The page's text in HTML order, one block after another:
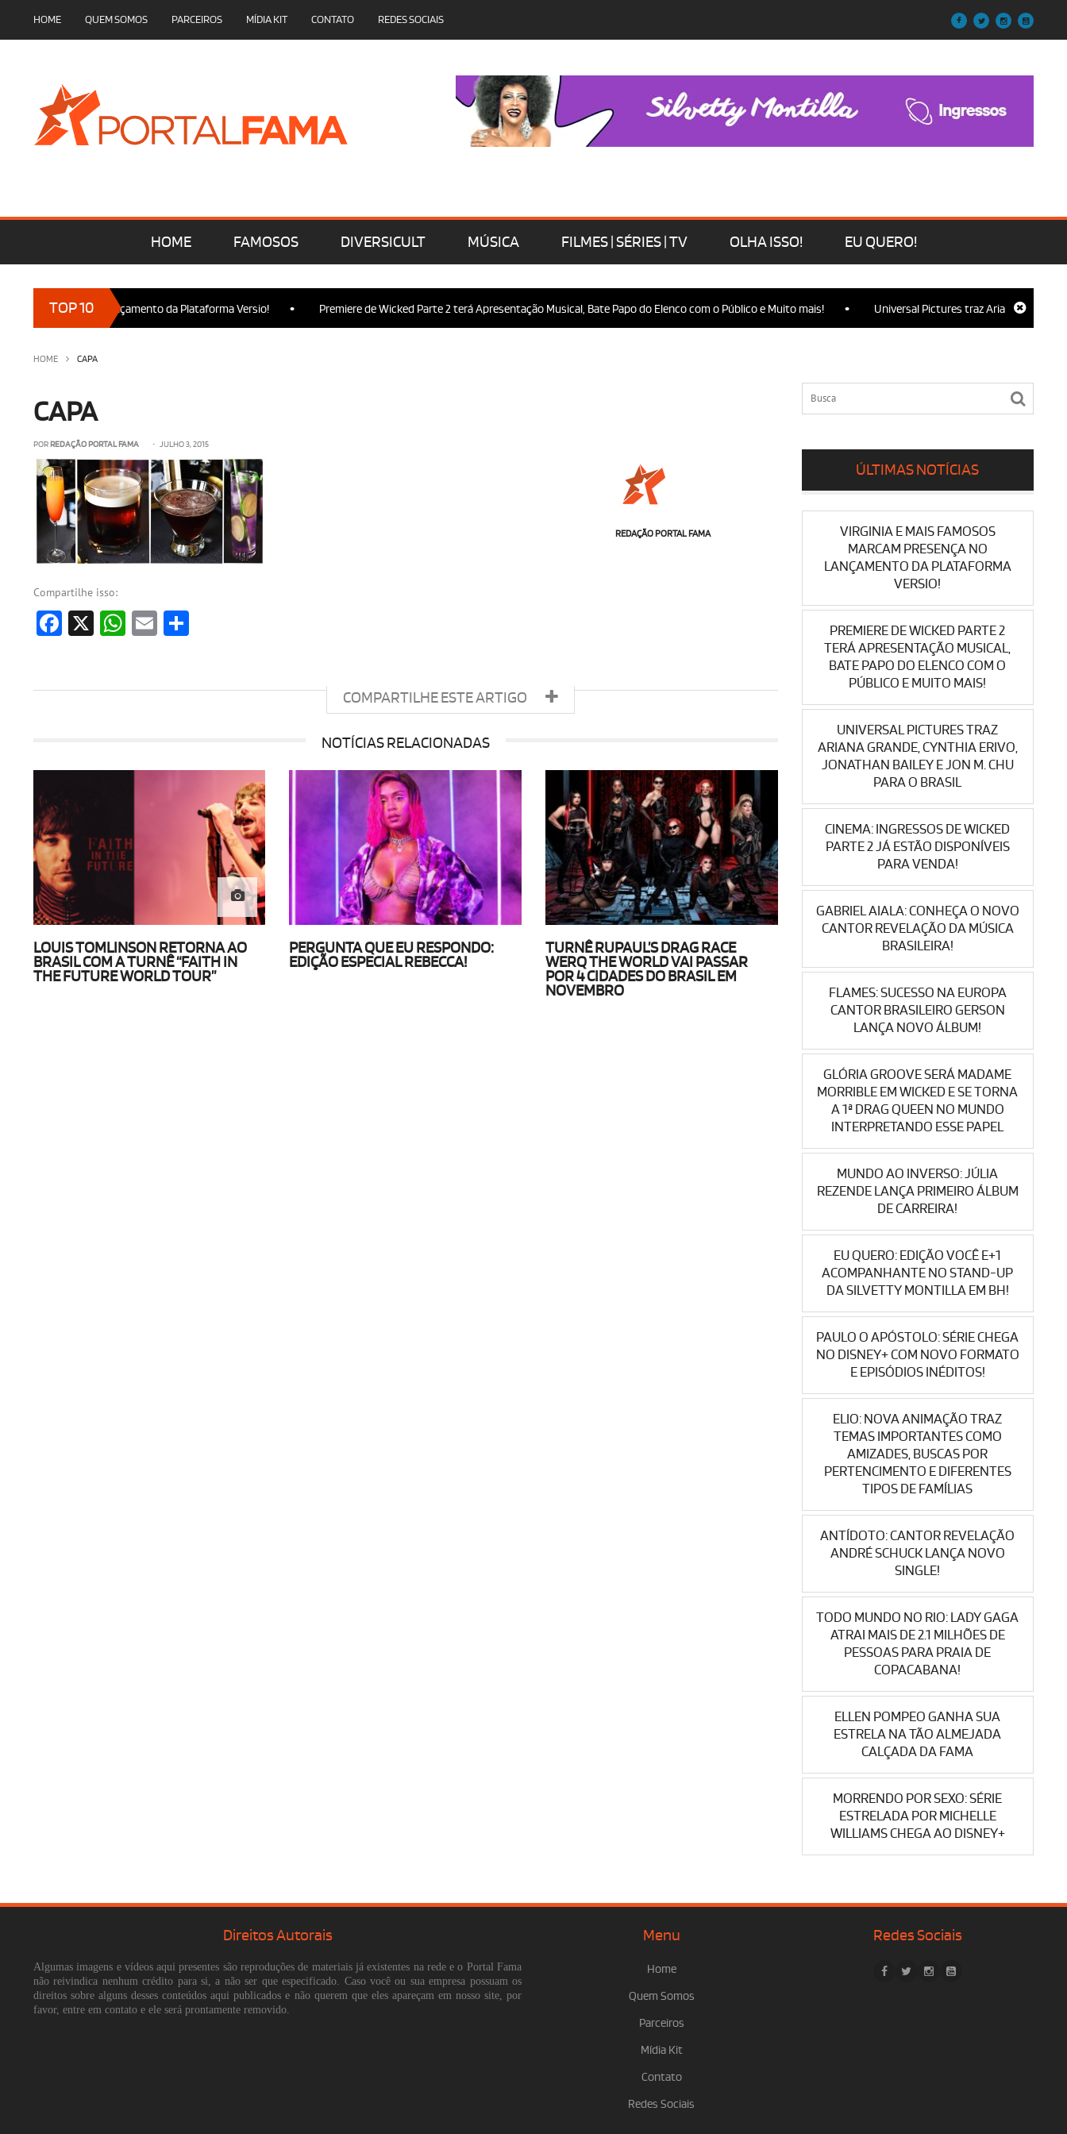
HOME QUEM SOMOS PARCEIROS MÍDIA KIT CONTATO REDES SOCIAIS
HOME FAMOSOS DIVERSICULT MÚSICA FILMES | SÉRIES | TV OLHA ISSO! EU QUERO!
TOP 10
presença no Lançamento da Plataforma Versio! • Premiere de Wicked Parte 2 terá Apresentação Musical, Bate Papo do Elenco com o Público e Muito mais! • Universal Pictures traz Ariana Grande,
HOME CAPA
CAPA
POR REDAÇÃO PORTAL FAMA • JULHO 3, 2015
REDAÇÃO PORTAL FAMA
Compartilhe isso:
Facebook
X WhatsApp
Email
COMPARTILHE ESTE ARTIGO
NOTÍCIAS RELACIONADAS
LOUIS TOMLINSON RETORNA AO
BRASIL COM A TURNÊ “FAITH IN
THE FUTURE WORLD TOUR”
PERGUNTA QUE EU RESPONDO:
EDIÇÃO ESPECIAL REBECCA!
TURNÊ RUPAUL’S DRAG RACE
WERQ THE WORLD VAI PASSAR
POR 4 CIDADES DO BRASIL EM
NOVEMBRO
ÚLTIMAS NOTÍCIAS
VIRGINIA E MAIS FAMOSOS
MARCAM PRESENÇA NO
LANÇAMENTO DA PLATAFORMA
VERSIO!
PREMIERE DE WICKED PARTE 2
TERÁ APRESENTAÇÃO MUSICAL,
BATE PAPO DO ELENCO COM O
PÚBLICO E MUITO MAIS!
UNIVERSAL PICTURES TRAZ
ARIANA GRANDE, CYNTHIA ERIVO,
JONATHAN BAILEY E JON M. CHU
PARA O BRASIL
CINEMA: INGRESSOS DE WICKED
PARTE 2 JÁ ESTÃO DISPONÍVEIS
PARA VENDA!
GABRIEL AIALA: CONHEÇA O NOVO
CANTOR REVELAÇÃO DA MÚSICA
BRASILEIRA!
FLAMES: SUCESSO NA EUROPA
CANTOR BRASILEIRO GERSON
LANÇA NOVO ÁLBUM!
GLÓRIA GROOVE SERÁ MADAME
MORRIBLE EM WICKED E SE TORNA
A 1ª DRAG QUEEN NO MUNDO
INTERPRETANDO ESSE PAPEL
MUNDO AO INVERSO: JÚLIA
REZENDE LANÇA PRIMEIRO ÁLBUM
DE CARREIRA!
EU QUERO: EDIÇÃO VOCÊ E+1
ACOMPANHANTE NO STAND-UP
DA SILVETTY MONTILLA EM BH!
PAULO O APÓSTOLO: SÉRIE CHEGA
NO DISNEY+ COM NOVO FORMATO
E EPISÓDIOS INÉDITOS!
ELIO: NOVA ANIMAÇÃO TRAZ
TEMAS IMPORTANTES COMO
AMIZADES, BUSCAS POR
PERTENCIMENTO E DIFERENTES
TIPOS DE FAMÍLIAS
ANTÍDOTO: CANTOR REVELAÇÃO
ANDRÉ SCHUCK LANÇA NOVO
SINGLE!
TODO MUNDO NO RIO: LADY GAGA
ATRAI MAIS DE 2.1 MILHÕES DE
PESSOAS PARA PRAIA DE
COPACABANA!
ELLEN POMPEO GANHA SUA
ESTRELA NA TÃO ALMEJADA
CALÇADA DA FAMA
MORRENDO POR SEXO: SÉRIE
ESTRELADA POR MICHELLE
WILLIAMS CHEGA AO DISNEY+
Direitos Autorais
Algumas imagens e vídeos aqui presentes são reproduções de materiais já existentes na rede e o Portal Fama
não reivindica nenhum crédito para si, a não ser que especificado. Caso você ou sua empresa possuam os
direitos sobre alguns desses conteúdos aqui publicados e não querem que eles apareçam em nosso site, por
favor, entre em contato e ele será prontamente removido.
Menu
Home
Quem Somos
Parceiros
Mídia Kit
Contato
Redes Sociais
Redes Sociais